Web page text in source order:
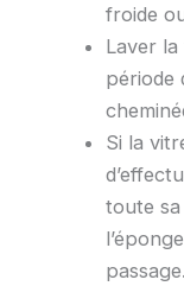
froide
Laver
période
Si la
toute
passage.